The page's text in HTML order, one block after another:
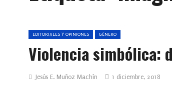
EDITORIALES Y OPINIONES GÉNERO
Violencia simbólica:
Jesús E. Muñoz Machín 1 diciembre, 2018